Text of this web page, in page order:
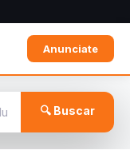
Anunciate
🔍 Buscar